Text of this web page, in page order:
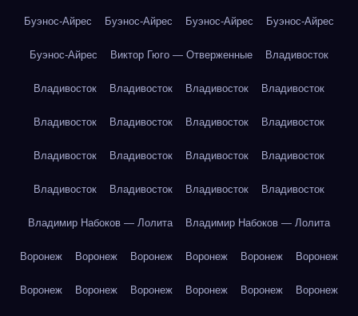
Буэнос-Айрес Буэнос-Айрес Буэнос-Айрес Буэнос-Айрес
Буэнос-Айрес Виктор Гюго — Отверженные Владивосток
Владивосток Владивосток Владивосток Владивосток
Владивосток Владивосток Владивосток Владивосток
Владивосток Владивосток Владивосток Владивосток
Владивосток Владивосток Владивосток Владивосток
Владимир Набоков — Лолита Владимир Набоков — Лолита
Воронеж Воронеж Воронеж Воронеж Воронеж Воронеж
Воронеж Воронеж Воронеж Воронеж Воронеж Воронеж